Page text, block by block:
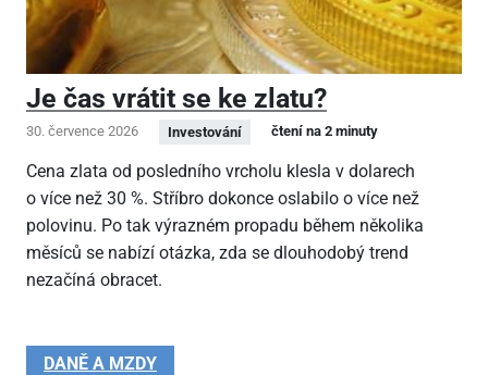
Je čas vrátit se ke zlatu?
30. července 2026 Investování čtení na 2 minuty
Cena zlata od posledního vrcholu klesla v dolarech
o více než 30 %. Stříbro dokonce oslabilo o více než
polovinu. Po tak výrazném propadu během několika
měsíců se nabízí otázka, zda se dlouhodobý trend
nezačíná obracet.
DANĚ A MZDY